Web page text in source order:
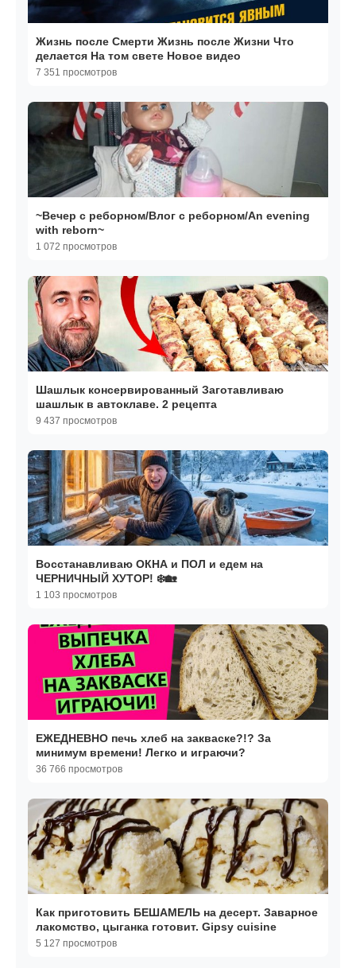
Жизнь после Смерти Жизнь после Жизни Что
делается На том свете Новое видео
7 351 просмотров
~Вечер с реборном/Влог с реборном/An evening
with reborn~
1 072 просмотров
Шашлык консервированный Заготавливаю
шашлык в автоклаве. 2 рецепта
9 437 просмотров
Восстанавливаю ОКНА и ПОЛ и едем на
ЧЕРНИЧНЫЙ ХУТОР! ❄️🏡
1 103 просмотров
ЕЖЕДНЕВНО печь хлеб на закваске?!? За
минимум времени! Легко и играючи?
36 766 просмотров
Как приготовить БЕШАМЕЛЬ на десерт. Заварное
лакомство, цыганка готовит. Gipsy cuisine
5 127 просмотров